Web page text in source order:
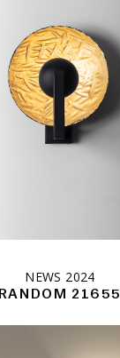
NEWS 2024
RANDOM 21655